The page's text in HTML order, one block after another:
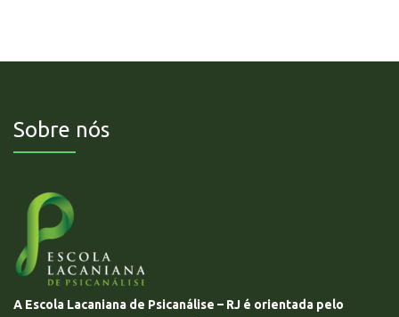
Sobre nós
A Escola Lacaniana de Psicanálise – RJ é orientada pelo